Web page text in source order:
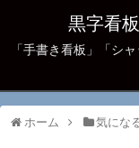
黒字看
「手書き看板」「シ
ホーム 気にな